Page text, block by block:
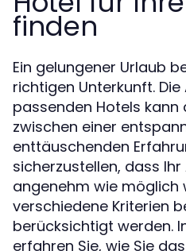
finden
Ein gelungener Urlaub
richtigen Unterkunft.
passenden Hotels kann
zwischen einer
enttäuschenden
sicherzustellen, dass
angenehm wie möglich
verschiedene Kriterien
berücksichtigt werden.
erfahren Sie, wie Sie